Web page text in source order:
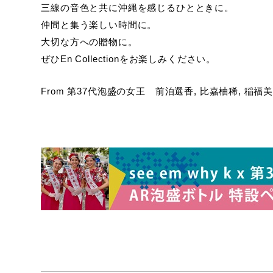
三線の音色と共に沖縄を感じるひとときに。
仲間と集う楽しい時間に。
大切な方への贈物に。
ぜひEn Collectionをお楽しみください。
From 第37代泡盛の女王 前泊選香, 比嘉柚稀, 稲福